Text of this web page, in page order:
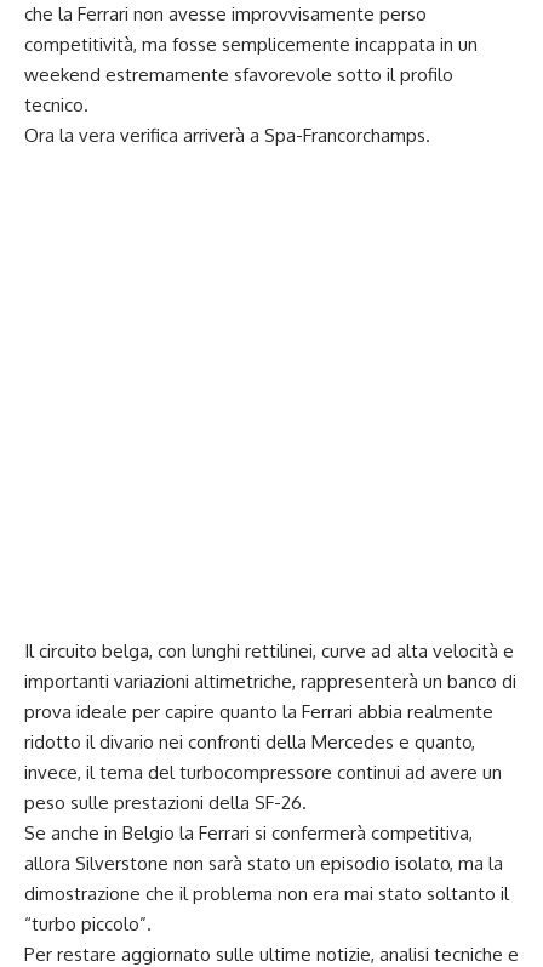
che la Ferrari non avesse improvvisamente perso
competitività, ma fosse semplicemente incappata in un
weekend estremamente sfavorevole sotto il profilo
tecnico.
Ora la vera verifica arriverà a Spa-Francorchamps.
Il circuito belga, con lunghi rettilinei, curve ad alta velocità e
importanti variazioni altimetriche, rappresenterà un banco di
prova ideale per capire quanto la Ferrari abbia realmente
ridotto il divario nei confronti della Mercedes e quanto,
invece, il tema del turbocompressore continui ad avere un
peso sulle prestazioni della SF-26.
Se anche in Belgio la Ferrari si confermerà competitiva,
allora Silverstone non sarà stato un episodio isolato, ma la
dimostrazione che il problema non era mai stato soltanto il
“turbo piccolo”.
Per restare aggiornato sulle ultime notizie, analisi tecniche e